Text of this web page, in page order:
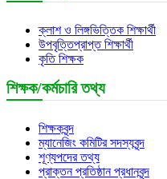
ক্লাশ ও লিঙ্গভিত্তিক শিক্ষার্থী
উপবৃত্তিপ্রাপ্ত শিক্ষার্থী
কৃতি শিক্ষক
শিক্ষক/কর্মচারি তথ্য
শিক্ষকবৃন্দ
ম্যানেজিং কমিটির সদস্যবৃন্দ
শূণ্যপদের তথ্য
প্রাক্তন প্রতিষ্ঠান প্রধানবৃন্দ